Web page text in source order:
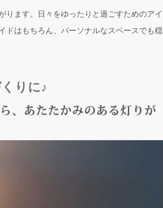
ります。日々をゆったりと過ごすためのアイ
ドはもちろん、パーソナルなスペースでも穏
りに♪